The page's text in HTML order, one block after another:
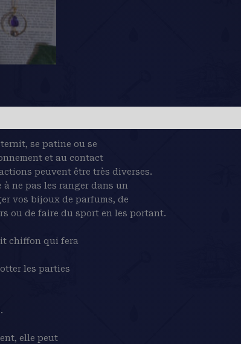
se patine ou se
et au contact
peuvent être très diverses.
ne pas les ranger dans un
vos bijoux de parfums, de
ou de faire du sport en les portant.
chiffon qui fera
les parties
elle peut